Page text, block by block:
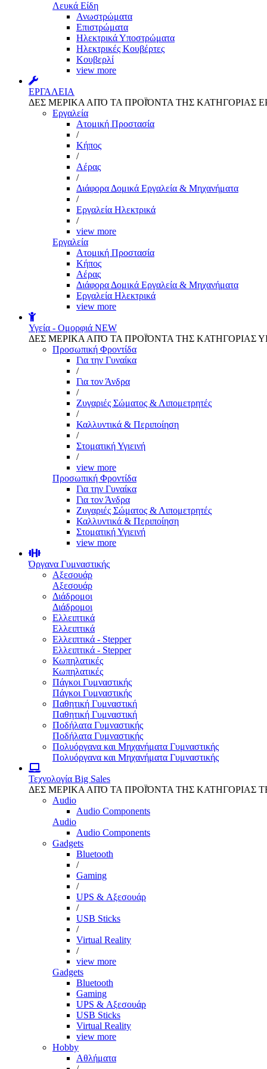
Λευκά Είδη
Ανωστρώματα
Επιστρώματα
Ηλεκτρικά Υποστρώματα
Ηλεκτρικές Κουβέρτες
Κουβερλί
view more
ΕΡΓΑΛΕΙΑ
ΔΕΣ ΜΕΡΙΚΑ ΑΠΌ ΤΑ ΠΡΟΪΌΝΤΑ ΤΗΣ ΚΑΤΗΓΟΡΙΑΣ
Εργαλεία
Aτομική Προστασία
/
Kήπος
/
Αέρας
/
Διάφορα Δομικά Εργαλεία & Μηχανήματα
/
Εργαλεία Ηλεκτρικά
/
view more
Εργαλεία
Aτομική Προστασία
Kήπος
Αέρας
Διάφορα Δομικά Εργαλεία & Μηχανήματα
Εργαλεία Ηλεκτρικά
view more
Υγεία - Ομορφιά NEW
ΔΕΣ ΜΕΡΙΚΑ ΑΠΌ ΤΑ ΠΡΟΪΌΝΤΑ ΤΗΣ ΚΑΤΗΓΟΡΙΑΣ
Προσωπική Φροντίδα
Για την Γυναίκα
/
Για τον Άνδρα
/
Ζυγαριές Σώματος & Λιπομετρητές
/
Καλλυντικά & Περιποίηση
/
Στοματική Υγιεινή
/
view more
Προσωπική Φροντίδα
Για την Γυναίκα
Για τον Άνδρα
Ζυγαριές Σώματος & Λιπομετρητές
Καλλυντικά & Περιποίηση
Στοματική Υγιεινή
view more
Όργανα Γυμναστικής
Αξεσουάρ
Αξεσουάρ
Διάδρομοι
Διάδρομοι
Ελλειπτικά
Ελλειπτικά
Ελλειπτικά - Stepper
Ελλειπτικά - Stepper
Κωπηλατικές
Κωπηλατικές
Πάγκοι Γυμναστικής
Πάγκοι Γυμναστικής
Παθητική Γυμναστική
Παθητική Γυμναστική
Ποδήλατα Γυμναστικής
Ποδήλατα Γυμναστικής
Πολυόργανα και Μηχανήματα Γυμναστικής
Πολυόργανα και Μηχανήματα Γυμναστικής
Τεχνολογία Big Sales
ΔΕΣ ΜΕΡΙΚΑ ΑΠΌ ΤΑ ΠΡΟΪΌΝΤΑ ΤΗΣ ΚΑΤΗΓΟΡΙΑΣ
Audio
Audio Components
Audio
Audio Components
Gadgets
Bluetooth
/
Gaming
/
UPS & Αξεσουάρ
/
USB Sticks
/
Virtual Reality
/
view more
Gadgets
Bluetooth
Gaming
UPS & Αξεσουάρ
USB Sticks
Virtual Reality
view more
Hobby
Αθλήματα